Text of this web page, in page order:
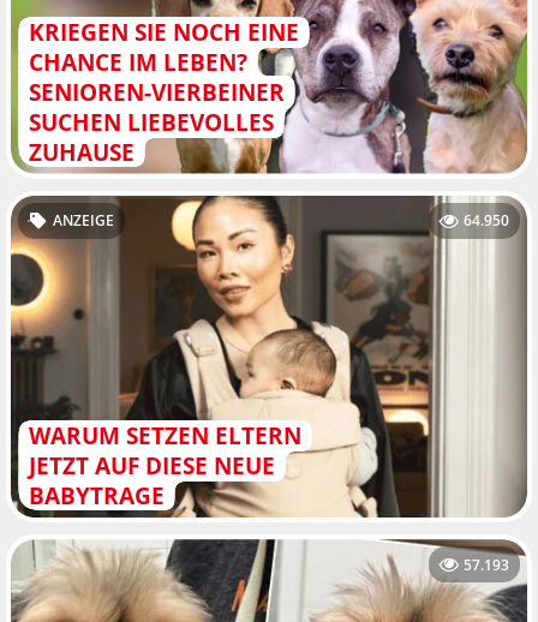
KRIEGEN SIE NOCH EINE
CHANCE IM LEBEN?
SENIOREN-VIERBEINER
SUCHEN LIEBEVOLLES
ZUHAUSE
WARUM SETZEN ELTERN
JETZT AUF DIESE NEUE
BABYTRAGE
ANZEIGE 64.950
57.193